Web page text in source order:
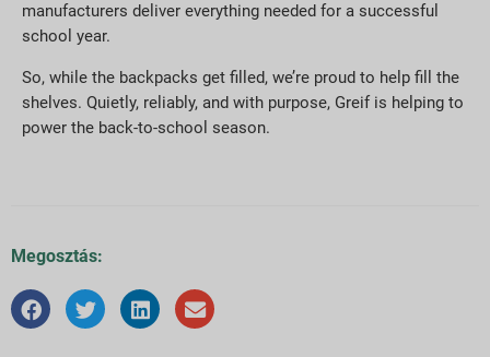
manufacturers deliver everything needed for a successful
school year.
So, while the backpacks get filled, we’re proud to help fill the
shelves. Quietly, reliably, and with purpose, Greif is helping to
power the back-to-school season.
Megosztás: